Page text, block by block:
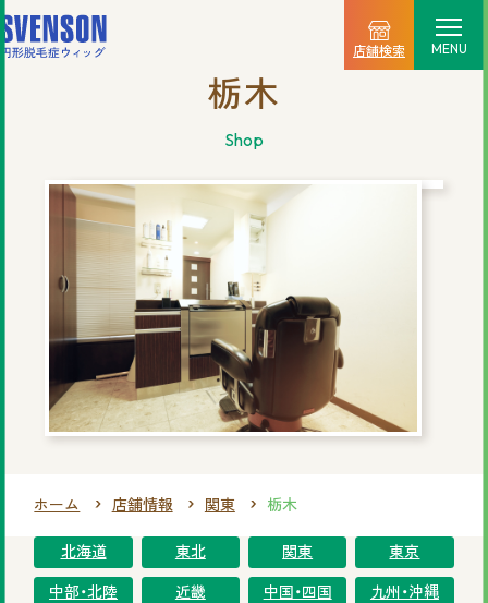
店舗検索 MENU
料金プラン
ご利用の流れ
商品一覧
店舗情報
新着情報
ご相談・店舗予約はこちら
栃木
shop
ホーム 店舗情報 関東 栃木
北海道 東北 関東 東京
中部・北陸 近畿 中国・四国 九州・沖縄